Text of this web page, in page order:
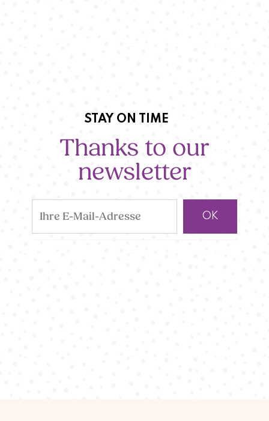
STAY ON TIME
Thanks to our
newsletter